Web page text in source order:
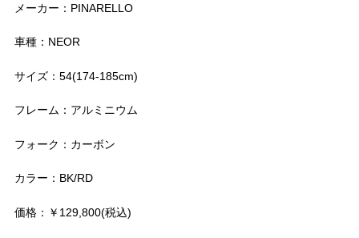
メーカー：PINARELLO
車種：NEOR
サイズ：54(174-185cm)
フレーム：アルミニウム
フォーク：カーボン
カラー：BK/RD
価格：￥129,800(税込)